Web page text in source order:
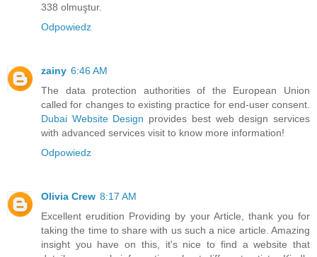
338 olmuştur.
Odpowiedz
zainy 6:46 AM
The data protection authorities of the European Union
called for changes to existing practice for end-user consent.
Dubai Website Design provides best web design services
with advanced services visit to know more information!
Odpowiedz
Olivia Crew 8:17 AM
Excellent erudition Providing by your Article, thank you for
taking the time to share with us such a nice article. Amazing
insight you have on this, it's nice to find a website that